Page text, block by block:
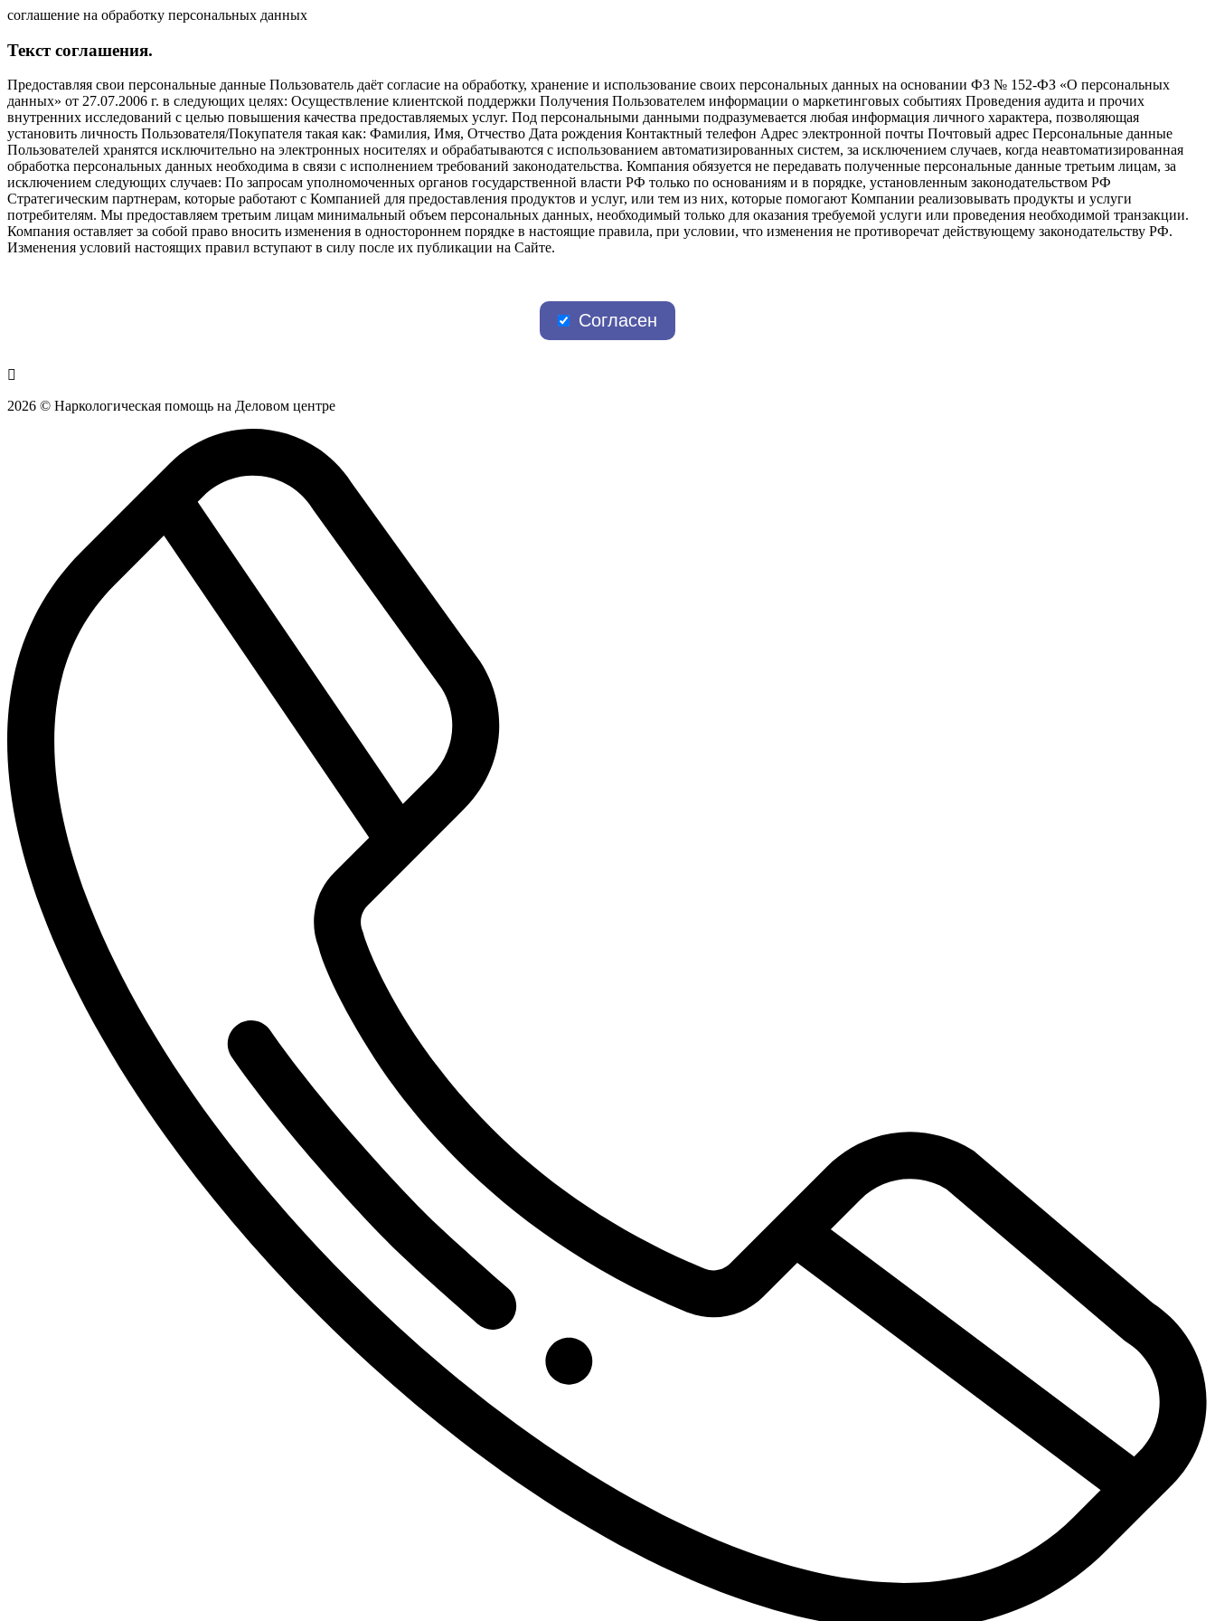
соглашение на обработку персональных данных
Текст соглашения.
Предоставляя свои персональные данные Пользователь даёт согласие на обработку, хранение и использование своих персональных данных на основании ФЗ № 152-ФЗ «О персональных
данных» от 27.07.2006 г. в следующих целях: Осуществление клиентской поддержки Получения Пользователем информации о маркетинговых событиях Проведения аудита и прочих
внутренних исследований с целью повышения качества предоставляемых услуг. Под персональными данными подразумевается любая информация личного характера, позволяющая
установить личность Пользователя/Покупателя такая как: Фамилия, Имя, Отчество Дата рождения Контактный телефон Адрес электронной почты Почтовый адрес Персональные данные
Пользователей хранятся исключительно на электронных носителях и обрабатываются с использованием автоматизированных систем, за исключением случаев, когда неавтоматизированная
обработка персональных данных необходима в связи с исполнением требований законодательства. Компания обязуется не передавать полученные персональные данные третьим лицам, за
исключением следующих случаев: По запросам уполномоченных органов государственной власти РФ только по основаниям и в порядке, установленным законодательством РФ
Стратегическим партнерам, которые работают с Компанией для предоставления продуктов и услуг, или тем из них, которые помогают Компании реализовывать продукты и услуги
потребителям. Мы предоставляем третьим лицам минимальный объем персональных данных, необходимый только для оказания требуемой услуги или проведения необходимой транзакции.
Компания оставляет за собой право вносить изменения в одностороннем порядке в настоящие правила, при условии, что изменения не противоречат действующему законодательству РФ.
Изменения условий настоящих правил вступают в силу после их публикации на Сайте.
Согласен
2026 © Наркологическая помощь на Деловом центре